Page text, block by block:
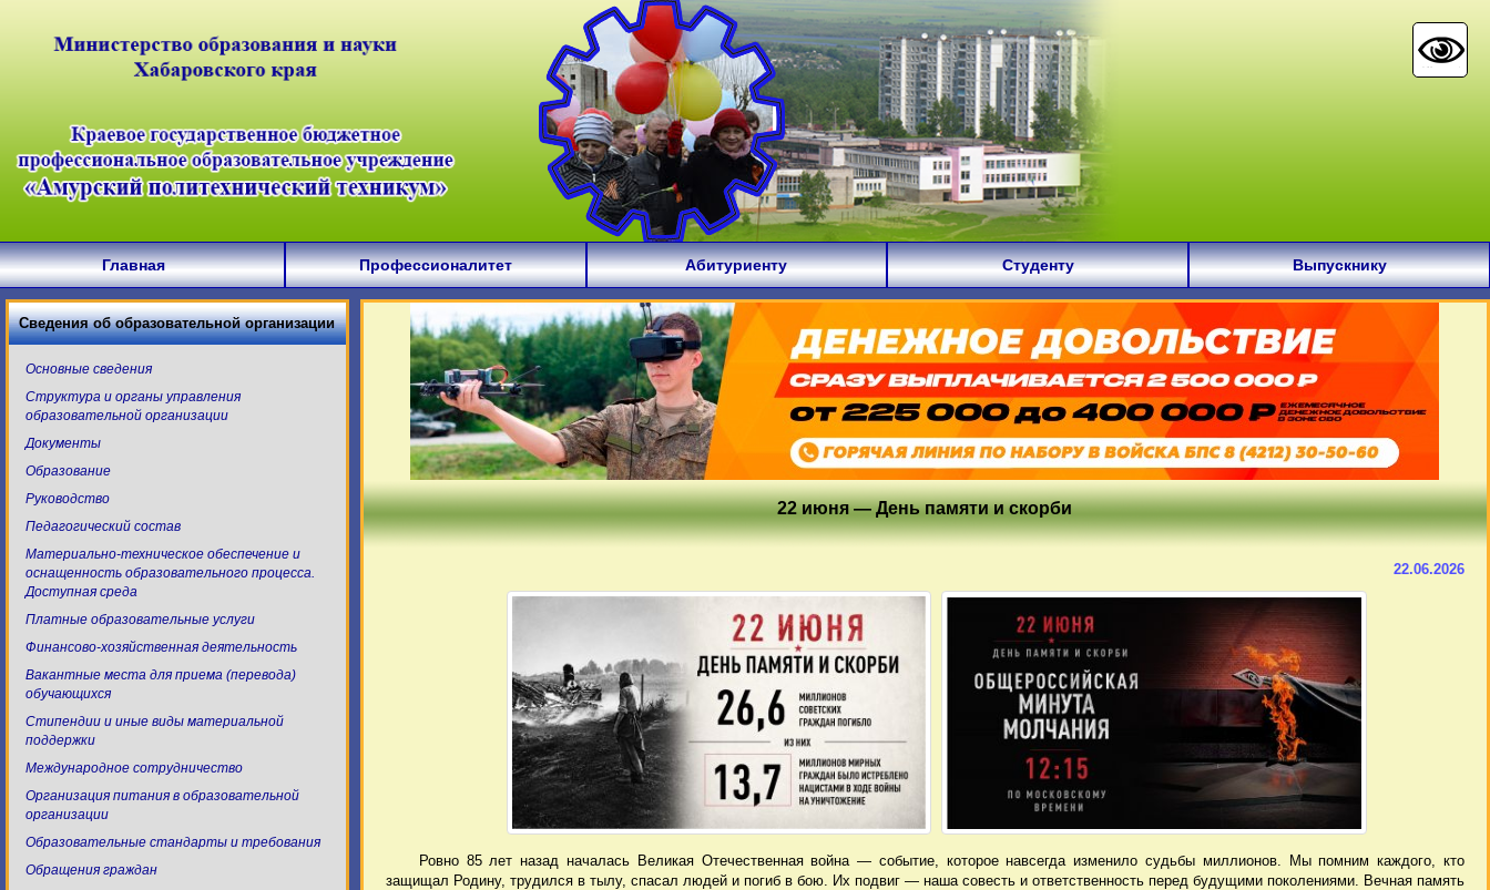
Главная Профессионалитет Абитуриенту Студенту Выпускнику
Сведения об образовательной организации
Основные сведения
Структура и органы управления
образовательной организации
Документы
Образование
Руководство
Педагогический состав
Материально-техническое обеспечение и
оснащенность образовательного процесса.
Доступная среда
Платные образовательные услуги
Финансово-хозяйственная деятельность
Вакантные места для приема (перевода)
обучающихся
Стипендии и иные виды материальной
поддержки
Международное сотрудничество
Организация питания в образовательной
организации
Образовательные стандарты и требования
Обращения граждан
22 июня — День памяти и скорби
22.06.2026
Ровно 85 лет назад началась Великая Отечественная война — событие, которое навсегда изменило судьбы миллионов. Мы помним каждого, кто
защищал Родину, трудился в тылу, спасал людей и погиб в бою. Их подвиг — наша совесть и ответственность перед будущими поколениями. Вечная память